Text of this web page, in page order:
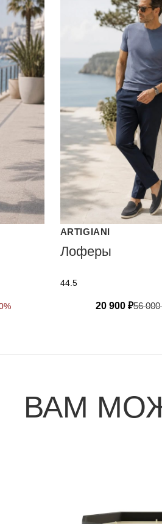
ARTIGIANI
Лоферы
44.5
20 900 ₽56 000
ВАМ